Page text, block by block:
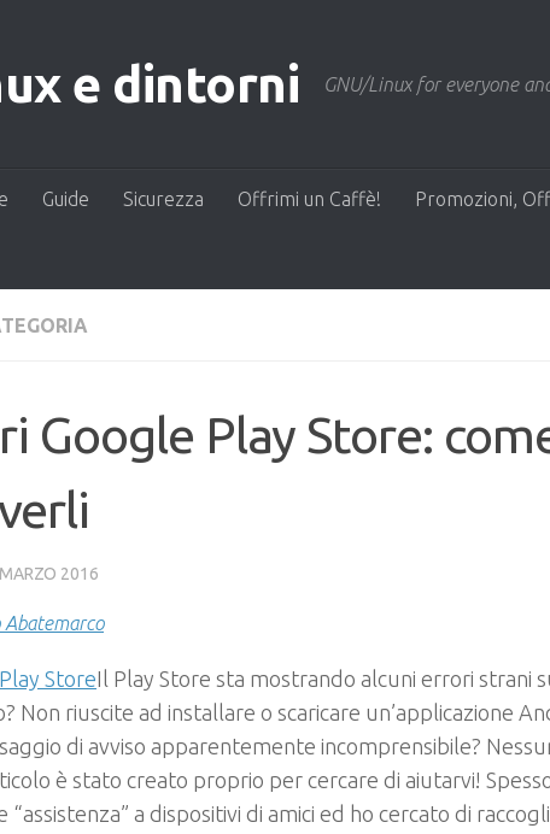
e dintorni GNU/Linux for everyone
Guide Sicurezza Offrimi un Caffè! Promozioni,
Google Play Store:
2016
Abatemarco
Il Play Store sta mostrando alcuni errori strani
Non riuscite ad installare o scaricare un’applicazione
di avviso apparentemente incomprensibile?
è stato creato proprio per cercare di aiutarvi!
a dispositivi di amici ed ho cercato di